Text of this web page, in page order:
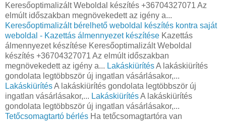
Keresőoptimalizált Weboldal készítés +36704327071 Az
elmúlt időszakban megnövekedett az igény a...
Keresőoptimalizált bérelhető weboldal készítés kontra saját
weboldal - Kazettás álmennyezet készítése Kazettás
álmennyezet készítése Keresőoptimalizált Weboldal
készítés +36704327071 Az elmúlt időszakban
megnövekedett az igény a... LakáskiürítésA lakáskiürítés
gondolata legtöbbször új ingatlan vásárlásakor,...
LakáskiürítésA lakáskiürítés gondolata legtöbbször új
ingatlan vásárlásakor,... LakáskiürítésA lakáskiürítés
gondolata legtöbbször új ingatlan vásárlásakor,...
Tetőcsomagtartó bérlés Ha tetőcsomagtartóra van